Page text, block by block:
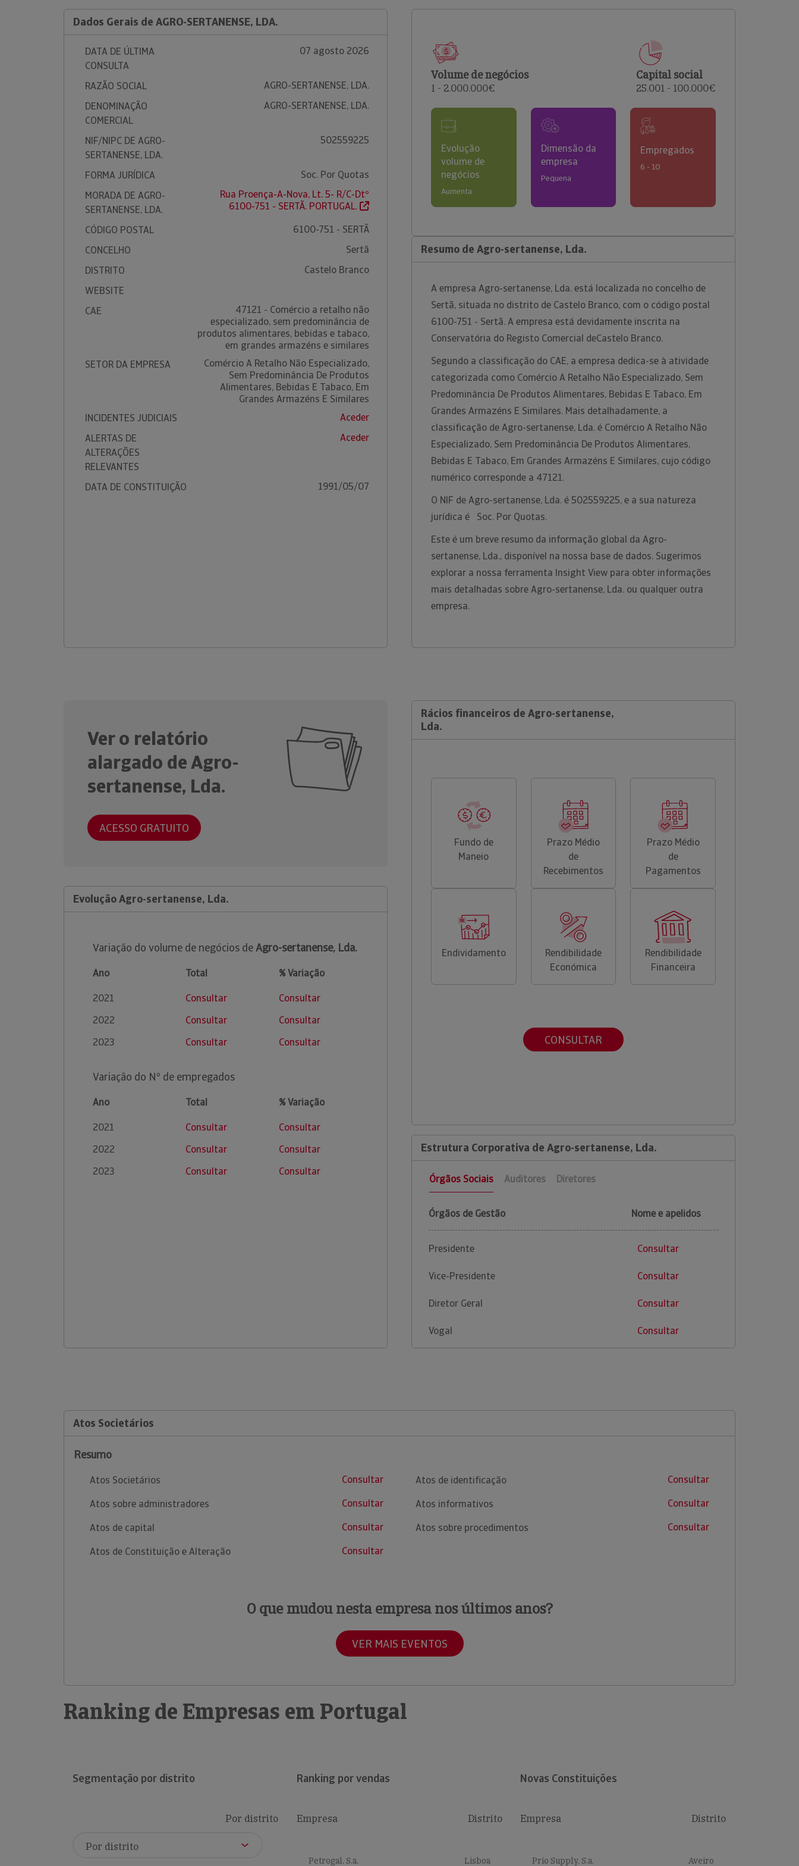
comerciais e analisar o risco de incumprimento dos
Dados Gerais de AGRO-SERTANENSE, LDA.
DATA DE ÚLTIMA
CONSULTA
07 agosto 2026
RAZÃO SOCIAL
AGRO-SERTANENSE, LDA.
DENOMINAÇÃO
COMERCIAL
AGRO-SERTANENSE, LDA.
NIF/NIPC DE AGRO-
SERTANENSE, LDA.
502559225
FORMA JURÍDICA
Soc. Por Quotas
MORADA DE AGRO-
SERTANENSE, LDA.
Rua Proença-A-Nova, Lt. 5- R/C-Dtº
6100-751 - SERTÃ. PORTUGAL.
CÓDIGO POSTAL
6100-751 - SERTÃ
CONCELHO
Sertã
DISTRITO
Castelo Branco
WEBSITE
CAE
47121 - Comércio a retalho não
especializado, sem predominância de
produtos alimentares, bebidas e tabaco,
em grandes armazéns e similares
SETOR DA EMPRESA
Comércio A Retalho Não Especializado,
Sem Predominância De Produtos
Alimentares, Bebidas E Tabaco, Em
Grandes Armazéns E Similares
INCIDENTES JUDICIAIS
Aceder
ALERTAS DE
ALTERAÇÕES
RELEVANTES
Aceder
DATA DE CONSTITUIÇÃO 1991/05/07
Volume de negócios
1 - 2.000.000€
Capital social
25.001 - 100.000€
Evolução
volume de
negócios
Aumenta
Dimensão da
empresa
Pequena
Empregados
6 - 10
Resumo de Agro-sertanense, Lda.
A empresa Agro-sertanense, Lda. está localizada no concelho de
Sertã, situada no distrito de Castelo Branco, com o código postal
6100-751 - Sertã. A empresa está devidamente inscrita na
Conservatória do Registo Comercial deCastelo Branco.
Segundo a classificação do CAE, a empresa dedica-se à atividade
categorizada como Comércio A Retalho Não Especializado, Sem
Predominância De Produtos Alimentares, Bebidas E Tabaco, Em
Grandes Armazéns E Similares. Mais detalhadamente, a
classificação de Agro-sertanense, Lda. é Comércio A Retalho Não
Especializado, Sem Predominância De Produtos Alimentares,
Bebidas E Tabaco, Em Grandes Armazéns E Similares, cujo código
numérico corresponde a 47121.
O NIF de Agro-sertanense, Lda. é 502559225, e a sua natureza
jurídica é Soc. Por Quotas.
Este é um breve resumo da informação global da Agro-
sertanense, Lda., disponível na nossa base de dados. Sugerimos
explorar a nossa ferramenta Insight View para obter informações
mais detalhadas sobre Agro-sertanense, Lda. ou qualquer outra
empresa.
Ver o relatório
alargado de Agro-
sertanense, Lda.
ACESSO GRATUITO
Evolução Agro-sertanense, Lda.
Variação do volume de negócios deAgro-sertanense, Lda.
Ano Total
% Variação
2021
Consultar
Consultar
2022
Consultar
Consultar
2023
Consultar Consultar
Variação do Nº de empregados
Ano Total
% Variação
2021
Consultar
Consultar
2022
Consultar
Consultar
2023
Consultar Consultar
Rácios financeiros de Agro-sertanense,
Lda.
Fundo de
Maneio
Prazo Médio
de
Recebimentos
Prazo Médio
de
Pagamentos
Endividamento
Rendibilidade
Económica
Rendibilidade
Financeira
CONSULTAR
Estrutura Corporativa de Agro-sertanense, Lda.
Órgãos Sociais Auditores Diretores
Órgãos de Gestão Nome e apelidos
Presidente Consultar
Vice-Presidente Consultar
Diretor Geral Consultar
Vogal Consultar
Atos Societários
Resumo
Atos Societários
Consultar
Atos sobre administradores
Consultar
Atos de capital
Consultar
Atos de Constituição e Alteração
Consultar
Atos de identificação
Consultar
Atos informativos
Consultar
Atos sobre procedimentos
Consultar
O que mudou nesta empresa nos últimos anos?
VER MAIS EVENTOS
Ranking de Empresas em Portugal
Segmentação por distrito
Por distrito
Ranking por vendas
Empresa Distrito
Petrogal, S.a. Lisboa
Novas Constituições
Empresa Distrito
Prio Supply, S.a. Aveiro